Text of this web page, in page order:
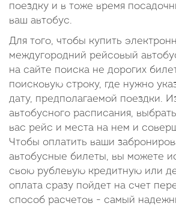
поездку и в тоже время
ваш автобус.
Для того, чтобы купить
междугородний рейсовый
на сайте поиска не дорогих
поисковую строку, где нужно
дату, предполагаемой поездки.
автобусного расписания,
вас рейс и места на нем и
Чтобы оплатить ваши
автобусные билеты, вы можете
свою рублевую кредитную или
оплата сразу пойдет на счет
способ расчетов - самый